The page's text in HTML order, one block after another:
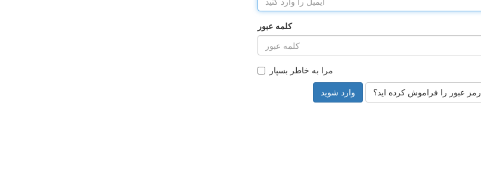
کلمه عبور
مرا به خاطر بسپار
رمز عبور را فراموش کرده اید؟